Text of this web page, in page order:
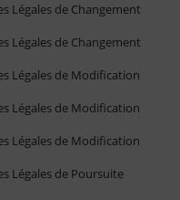
Légales de Changement
Légales de Changement
Légales de Modification
Légales de Modification
Légales de Modification
Légales de Poursuite